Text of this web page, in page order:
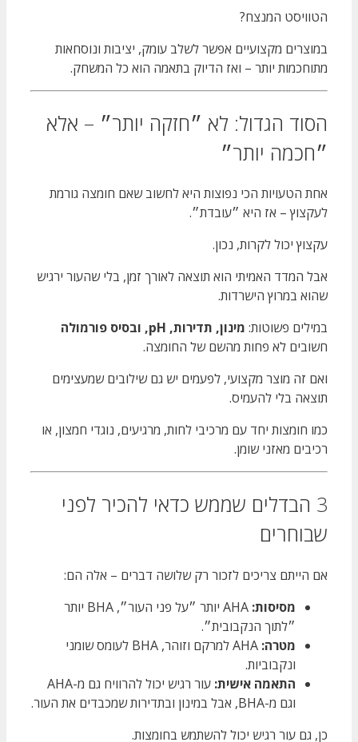
הטוויסט המנצח?
במוצרים מקצועיים אפשר לשלב עומק, יציבות ונוסחאות
מתוחכמות יותר – ואז הדיוק בתאמה הוא כל המשחק.
הסוד הגדול: לא ״חזקה יותר״ – אלא
״חכמה יותר״
אחת הטעויות הכי נפוצות היא לחשוב שאם חומצה גורמת
לעקצוץ – אז היא ״עובדת״.
עקצוץ יכול לקרות, נכון.
אבל המדד האמיתי הוא תוצאה לאורך זמן, בלי שהעור ירגיש
שהוא במרוץ הישרדות.
במילים פשוטות: מינון, תדירות, pH, ובסיס פורמולה
חשובים לא פחות מהשם של החומצה.
ואם זה מוצר מקצועי, לפעמים יש גם שילובים שמעצימים
תוצאה בלי להעמיס.
כמו חומצות יחד עם מרכיבי לחות, מרגיעים, נוגדי חמצון, או
רכיבים מאזני שומן.
3 הבדלים שממש כדאי להכיר לפני
שבוחרים
אם הייתם צריכים לזכור רק שלושה דברים – אלה הם:
מסיסות:
AHA יותר ״על פני העור״, BHA יותר
״לתוך הנקבובית״.
מטרה:
AHA למרקם וזוהר, BHA לעומס שומני
ונקבוביות.
התאמה אישית:
עור רגיש יכול להרוויח גם מ-AHA
וגם מ-BHA, אבל במינון ובתדירות שמכבדים את העור.
כן, גם עור רגיש יכול להשתמש בחומצות.